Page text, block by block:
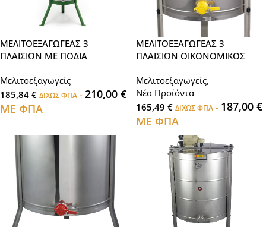
ΜΕΛΙΤΟΕΞΑΓΩΓΕΑΣ 3
ΠΛΑΙΣΙΩΝ ΜΕ ΠΟΔΙΑ
Μελιτοεξαγωγείς
185,84 € ΔΙΧΩΣ ΦΠΑ - 210,00 €
ΜΕ ΦΠΑ
ΜΕΛΙΤΟΕΞΑΓΩΓΕΑΣ 3
ΠΛΑΙΣΙΩΝ ΟΙΚΟΝΟΜΙΚΟΣ
Μελιτοεξαγωγείς,
Νέα Προϊόντα
165,49 € ΔΙΧΩΣ ΦΠΑ - 187,00 €
ΜΕ ΦΠΑ